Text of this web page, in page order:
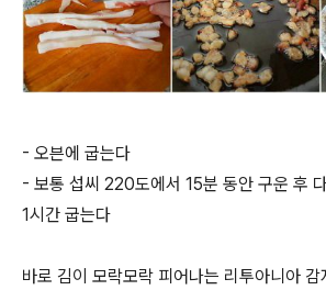
- 오븐에 굽는다
- 보통 섭씨 220도에서 15분 동안 구운 후
1시간 굽는다
바로 김이 모락모락 피어나는 리투아니아